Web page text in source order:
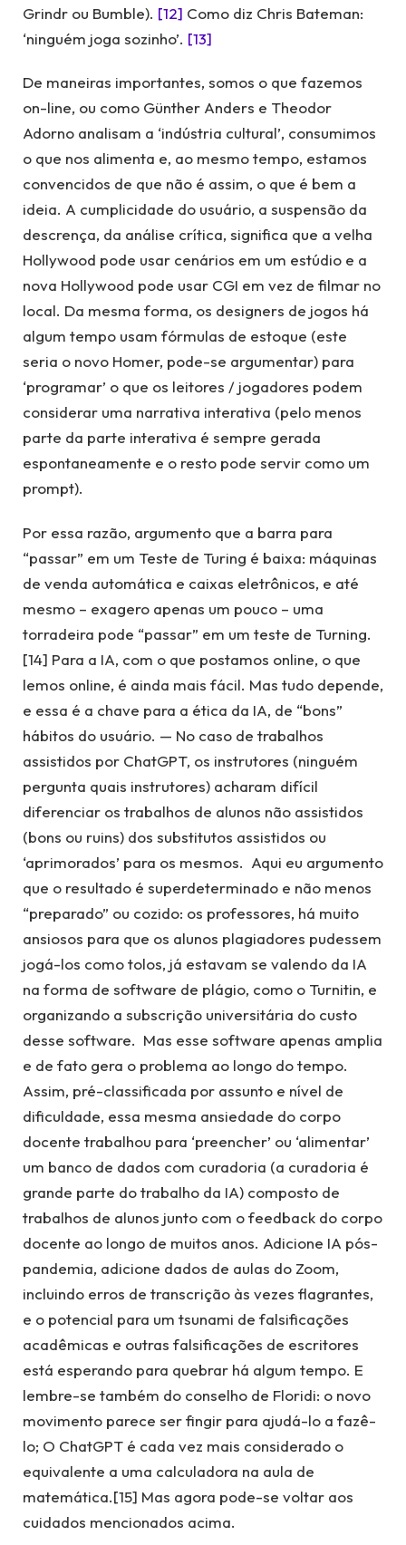
Grindr ou Bumble). [12] Como diz Chris Bateman:
‘ninguém joga sozinho’. [13]
De maneiras importantes, somos o que fazemos
on-line, ou como Günther Anders e Theodor
Adorno analisam a ‘indústria cultural’, consumimos
o que nos alimenta e, ao mesmo tempo, estamos
convencidos de que não é assim, o que é bem a
ideia. A cumplicidade do usuário, a suspensão da
descrença, da análise crítica, significa que a velha
Hollywood pode usar cenários em um estúdio e a
nova Hollywood pode usar CGI em vez de filmar no
local. Da mesma forma, os designers de jogos há
algum tempo usam fórmulas de estoque (este
seria o novo Homer, pode-se argumentar) para
‘programar’ o que os leitores / jogadores podem
considerar uma narrativa interativa (pelo menos
parte da parte interativa é sempre gerada
espontaneamente e o resto pode servir como um
prompt).
Por essa razão, argumento que a barra para
“passar” em um Teste de Turing é baixa: máquinas
de venda automática e caixas eletrônicos, e até
mesmo – exagero apenas um pouco – uma
torradeira pode “passar” em um teste de Turning.
[14] Para a IA, com o que postamos online, o que
lemos online, é ainda mais fácil. Mas tudo depende,
e essa é a chave para a ética da IA, de “bons”
hábitos do usuário. — No caso de trabalhos
assistidos por ChatGPT, os instrutores (ninguém
pergunta quais instrutores) acharam difícil
diferenciar os trabalhos de alunos não assistidos
(bons ou ruins) dos substitutos assistidos ou
‘aprimorados’ para os mesmos. Aqui eu argumento
que o resultado é superdeterminado e não menos
“preparado” ou cozido: os professores, há muito
ansiosos para que os alunos plagiadores pudessem
jogá-los como tolos, já estavam se valendo da IA
na forma de software de plágio, como o Turnitin, e
organizando a subscrição universitária do custo
desse software. Mas esse software apenas amplia
e de fato gera o problema ao longo do tempo.
Assim, pré-classificada por assunto e nível de
dificuldade, essa mesma ansiedade do corpo
docente trabalhou para ‘preencher’ ou ‘alimentar’
um banco de dados com curadoria (a curadoria é
grande parte do trabalho da IA) composto de
trabalhos de alunos junto com o feedback do corpo
docente ao longo de muitos anos. Adicione IA pós-
pandemia, adicione dados de aulas do Zoom,
incluindo erros de transcrição às vezes flagrantes,
e o potencial para um tsunami de falsificações
acadêmicas e outras falsificações de escritores
está esperando para quebrar há algum tempo. E
lembre-se também do conselho de Floridi: o novo
movimento parece ser fingir para ajudá-lo a fazê-
lo; O ChatGPT é cada vez mais considerado o
equivalente a uma calculadora na aula de
matemática.[15] Mas agora pode-se voltar aos
cuidados mencionados acima.